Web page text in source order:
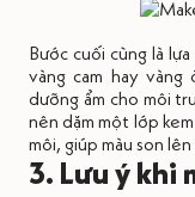
Bước cuối cùng là
vàng cam hay
dưỡng ẩm cho môi
nên dặm một lớp
môi, giúp màu son
3. Lưu ý khi